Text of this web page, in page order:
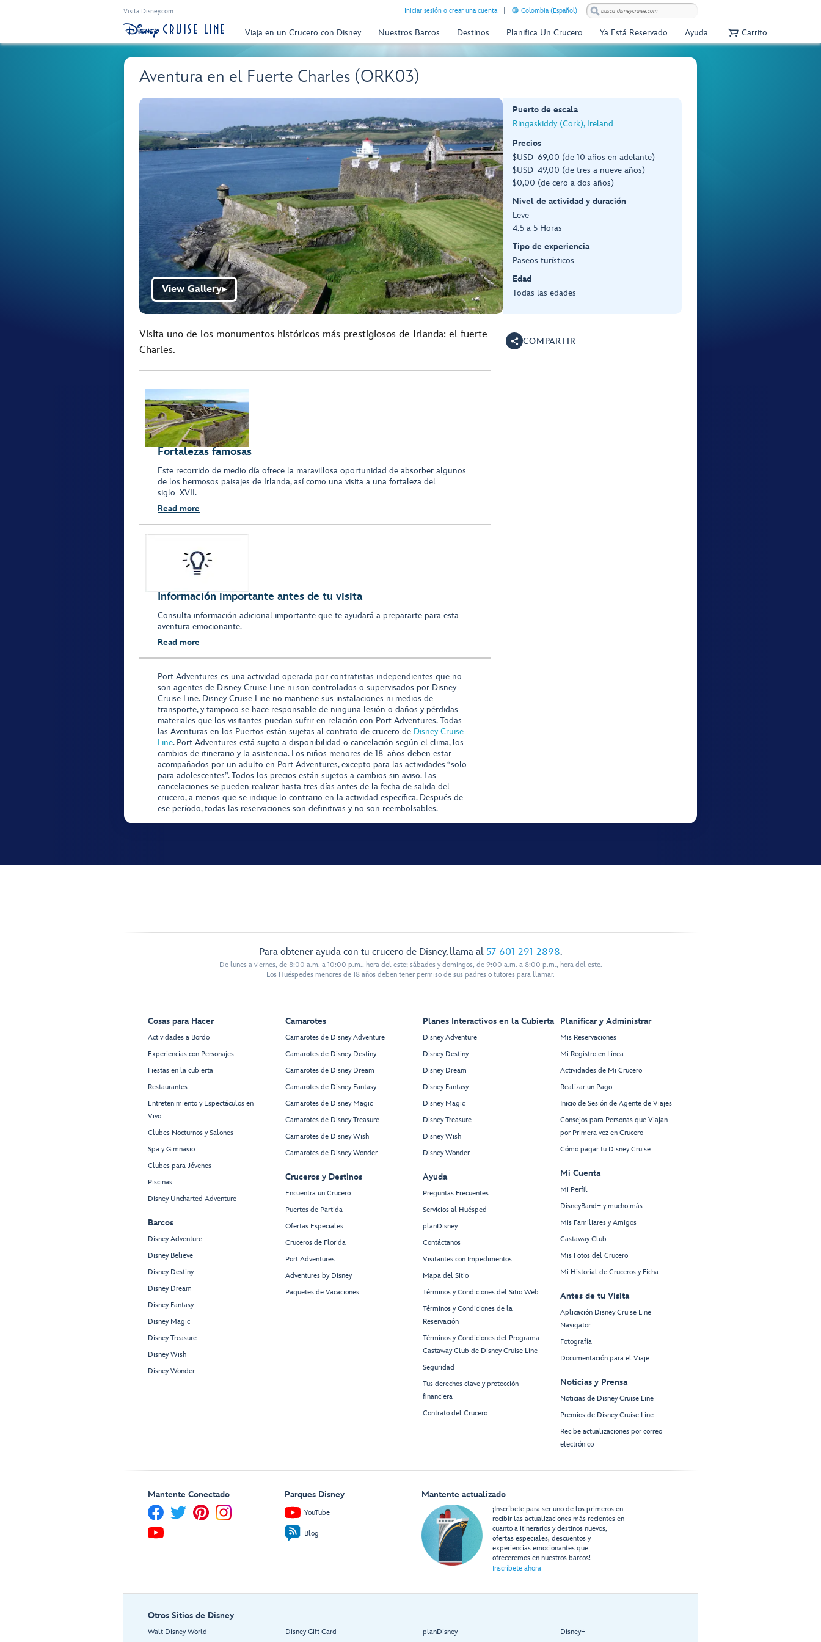
Visita Disney.com Iniciar sesión o crear una cuenta Colombia (Español)
Viaja en un Crucero con Disney Nuestros Barcos Destinos Planifica Un Crucero Ya Está Reservado Ayuda Carrito
Aventura en el Fuerte Charles (ORK03)
View Gallery▶
Puerto de escala
Ringaskiddy (Cork), Ireland
Precios
$USD 69,00 (de 10 años en adelante)
$USD 49,00 (de tres a nueve años)
$0,00 (de cero a dos años)
Nivel de actividad y duración
Leve
4.5 a 5 Horas
Tipo de experiencia
Paseos turísticos
Edad
Todas las edades
Visita uno de los monumentos históricos más prestigiosos de Irlanda: el fuerte
Charles.
Fortalezas famosas
Este recorrido de medio día ofrece la maravillosa oportunidad de absorber algunos
de los hermosos paisajes de Irlanda, así como una visita a una fortaleza del
siglo XVII.
Read more
Información importante antes de tu visita
Consulta información adicional importante que te ayudará a prepararte para esta
aventura emocionante.
Read more
Port Adventures es una actividad operada por contratistas independientes que no
son agentes de Disney Cruise Line ni son controlados o supervisados por Disney
Cruise Line. Disney Cruise Line no mantiene sus instalaciones ni medios de
transporte, y tampoco se hace responsable de ninguna lesión o daños y pérdidas
materiales que los visitantes puedan sufrir en relación con Port Adventures. Todas
las Aventuras en los Puertos están sujetas al contrato de crucero de Disney Cruise
Line. Port Adventures está sujeto a disponibilidad o cancelación según el clima, los
cambios de itinerario y la asistencia. Los niños menores de 18 años deben estar
acompañados por un adulto en Port Adventures, excepto para las actividades “solo
para adolescentes”. Todos los precios están sujetos a cambios sin aviso. Las
cancelaciones se pueden realizar hasta tres días antes de la fecha de salida del
crucero, a menos que se indique lo contrario en la actividad específica. Después de
ese período, todas las reservaciones son definitivas y no son reembolsables.
COMPARTIR
Para obtener ayuda con tu crucero de Disney, llama al 57-601-291-2898.
De lunes a viernes, de 8:00 a.m. a 10:00 p.m., hora del este; sábados y domingos, de 9:00 a.m. a 8:00 p.m., hora del este.
Los Huéspedes menores de 18 años deben tener permiso de sus padres o tutores para llamar.
Cosas para Hacer
Actividades a Bordo
Experiencias con Personajes
Fiestas en la cubierta
Restaurantes
Entretenimiento y Espectáculos en
Vivo
Clubes Nocturnos y Salones
Spa y Gimnasio
Clubes para Jóvenes
Piscinas
Disney Uncharted Adventure
Barcos
Disney Adventure
Disney Believe
Disney Destiny
Disney Dream
Disney Fantasy
Disney Magic
Disney Treasure
Disney Wish
Disney Wonder
Camarotes
Camarotes de Disney Adventure
Camarotes de Disney Destiny
Camarotes de Disney Dream
Camarotes de Disney Fantasy
Camarotes de Disney Magic
Camarotes de Disney Treasure
Camarotes de Disney Wish
Camarotes de Disney Wonder
Cruceros y Destinos
Encuentra un Crucero
Puertos de Partida
Ofertas Especiales
Cruceros de Florida
Port Adventures
Adventures by Disney
Paquetes de Vacaciones
Planes Interactivos en la Cubierta
Disney Adventure
Disney Destiny
Disney Dream
Disney Fantasy
Disney Magic
Disney Treasure
Disney Wish
Disney Wonder
Ayuda
Preguntas Frecuentes
Servicios al Huésped
planDisney
Contáctanos
Visitantes con Impedimentos
Mapa del Sitio
Términos y Condiciones del Sitio Web
Términos y Condiciones de la
Reservación
Términos y Condiciones del Programa
Castaway Club de Disney Cruise Line
Seguridad
Tus derechos clave y protección
financiera
Contrato del Crucero
Planificar y Administrar
Mis Reservaciones
Mi Registro en Línea
Actividades de Mi Crucero
Realizar un Pago
Inicio de Sesión de Agente de Viajes
Consejos para Personas que Viajan
por Primera vez en Crucero
Cómo pagar tu Disney Cruise
Mi Cuenta
Mi Perfil
DisneyBand+ y mucho más
Mis Familiares y Amigos
Castaway Club
Mis Fotos del Crucero
Mi Historial de Cruceros y Ficha
Antes de tu Visita
Aplicación Disney Cruise Line
Navigator
Fotografía
Documentación para el Viaje
Noticias y Prensa
Noticias de Disney Cruise Line
Premios de Disney Cruise Line
Recibe actualizaciones por correo
electrónico
Mantente Conectado Parques Disney
YouTube
Blog
Mantente actualizado
¡Inscríbete para ser uno de los primeros en
recibir las actualizaciones más recientes en
cuanto a itinerarios y destinos nuevos,
ofertas especiales, descuentos y
experiencias emocionantes que
ofreceremos en nuestros barcos!
Inscríbete ahora
Otros Sitios de Disney
Walt Disney World Disney Gift Card planDisney Disney+